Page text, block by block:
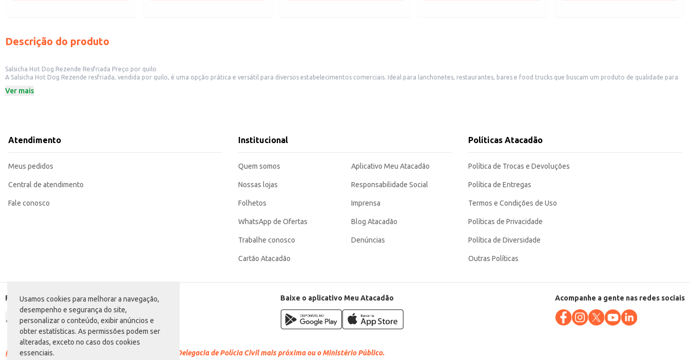
Usamos cookies para melhorar a navegação,
desempenho e segurança do site,
personalizar o conteúdo, exibir anúncios e
obter estatísticas. As permissões podem ser
alteradas, exceto no caso dos cookies
essenciais.
Descrição do produto
Salsicha Hot Dog Rezende Resfriada Preço por quilo
A Salsicha Hot Dog Rezende resfriada, vendida por quilo, é uma opção prática e versátil para diversos estabelecimentos comerciais. Ideal para lanchonetes, restaurantes, bares e food trucks que buscam um produto de qualidade para
refeições.
A Salsicha Hot Dog Rezende resfriada oferece praticidade e rendimento, sendo uma escolha eficiente para quem busca qualidade e economia na preparação de diversos pratos. Sua versatilidade a torna uma opção adequada para
diferentes tipos de estabelecimentos e para o consumo doméstico.
Departamento: Carnes, aves e peixes
EAN: 87133
Ver mais
Atendimento
Meus pedidos
Central de atendimento
Fale conosco
Institucional
Quem somos
Nossas lojas
Folhetos
WhatsApp de Ofertas
Trabalhe conosco
Cartão Atacadão
Aplicativo Meu Atacadão
Responsabilidade Social
Imprensa
Blog Atacadão
Denúncias
Políticas Atacadão
Política de Trocas e Devoluções
Política de Entregas
Termos e Condições de Uso
Políticas de Privacidade
Política de Diversidade
Outras Políticas
Formas de pagamento Baixe o aplicativo Meu Atacadão Acompanhe a gente nas redes sociais
Racismo é crime. Denuncie. Disque 100 ou procure a Delegacia de Polícia Civil mais próxima ou o Ministério Público.